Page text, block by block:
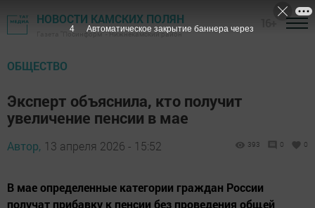
НОВОСТИ КАМСКИХ ПОЛЯН
Газета "Посинформ" - Нижнекамский район
ОБЩЕСТВО
Эксперт объяснила, кто получит
увеличение пенсии в мае
Автор, 13 апреля 2026 - 15:52 393 0 0
В мае определенные категории граждан России
получат прибавку к пенсии без проведения общей
3 Автоматическое закрытие баннера через